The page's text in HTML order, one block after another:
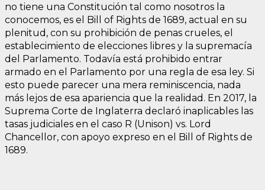
no tiene una Constitución tal como nosotros la
conocemos, es el Bill of Rights de 1689, actual en su
plenitud, con su prohibición de penas crueles, el
establecimiento de elecciones libres y la supremacía
del Parlamento. Todavía está prohibido entrar
armado en el Parlamento por una regla de esa ley. Si
esto puede parecer una mera reminiscencia, nada
más lejos de esa apariencia que la realidad. En 2017, la
Suprema Corte de Inglaterra declaró inaplicables las
tasas judiciales en el caso R (Unison) vs. Lord
Chancellor, con apoyo expreso en el Bill of Rights de
1689.